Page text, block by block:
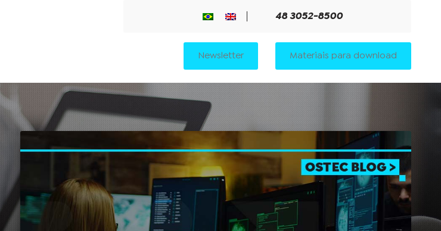
48 3052-8500
Newsletter Materiais para download